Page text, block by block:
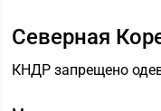
Северная
КНДР запрещено